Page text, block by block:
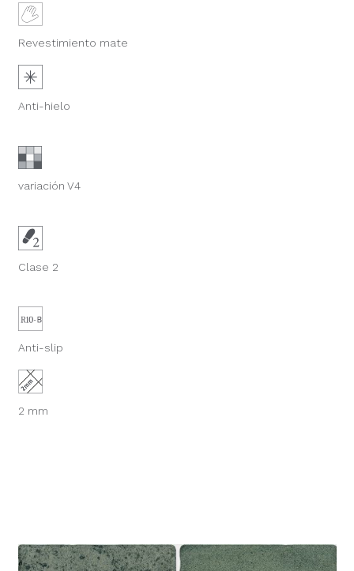
Revestimiento mate
Anti-hielo
variación V4
Clase 2
Anti-slip
2 mm